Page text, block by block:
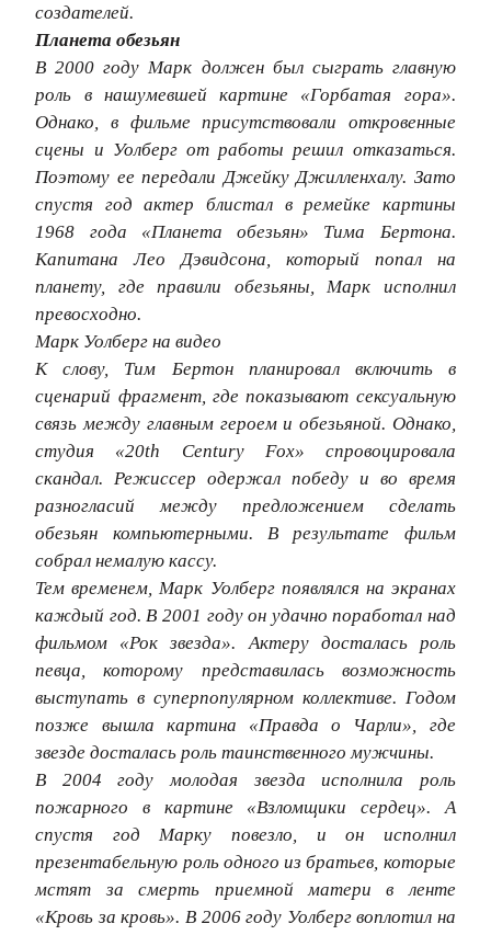
создателей.
Планета обезьян
В 2000 году Марк должен был сыграть главную
роль в нашумевшей картине «Горбатая гора».
Однако, в фильме присутствовали откровенные
сцены и Уолберг от работы решил отказаться.
Поэтому ее передали Джейку Джилленхалу. Зато
спустя год актер блистал в ремейке картины
1968 года «Планета обезьян» Тима Бертона.
Капитана Лео Дэвидсона, который попал на
планету, где правили обезьяны, Марк исполнил
превосходно.
Марк Уолберг на видео
К слову, Тим Бертон планировал включить в
сценарий фрагмент, где показывают сексуальную
связь между главным героем и обезьяной. Однако,
студия «20th Century Fox» спровоцировала
скандал. Режиссер одержал победу и во время
разногласий между предложением сделать
обезьян компьютерными. В результате фильм
собрал немалую кассу.
Тем временем, Марк Уолберг появлялся на экранах
каждый год. В 2001 году он удачно поработал над
фильмом «Рок звезда». Актеру досталась роль
певца, которому представилась возможность
выступать в суперпопулярном коллективе. Годом
позже вышла картина «Правда о Чарли», где
звезде досталась роль таинственного мужчины.
В 2004 году молодая звезда исполнила роль
пожарного в картине «Взломщики сердец». А
спустя год Марку повезло, и он исполнил
презентабельную роль одного из братьев, которые
мстят за смерть приемной матери в ленте
«Кровь за кровь». В 2006 году Уолберг воплотил на